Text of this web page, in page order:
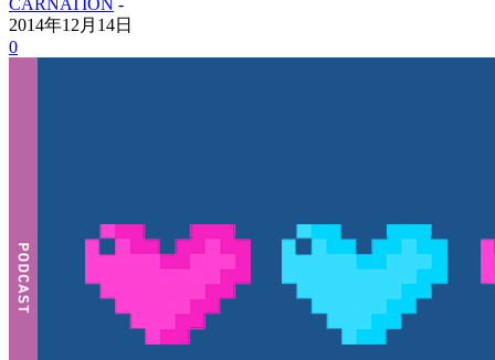
CARNATION -
2014年12月14日
0